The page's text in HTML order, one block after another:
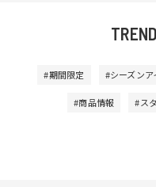
#期間限定 #シーズンア
#商品情報 #ス